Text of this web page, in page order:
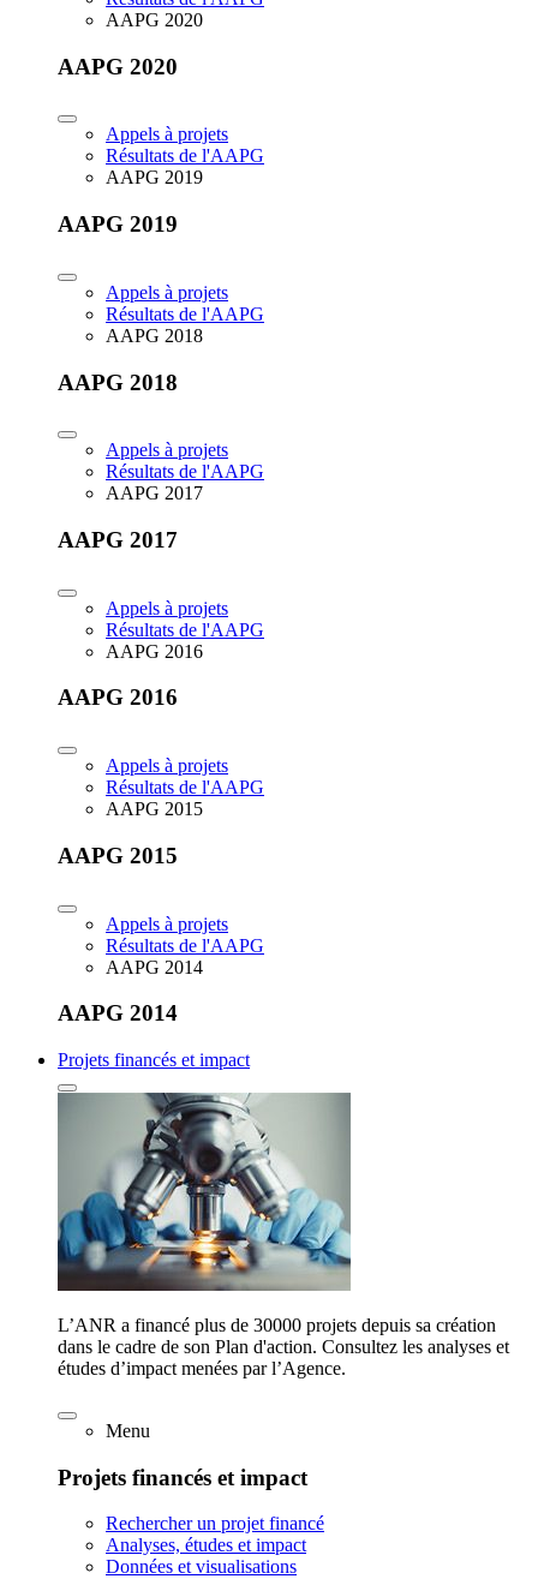
AAPG 2020
AAPG 2020
Appels à projets
Résultats de l'AAPG
AAPG 2019
AAPG 2019
Appels à projets
Résultats de l'AAPG
AAPG 2018
AAPG 2018
Appels à projets
Résultats de l'AAPG
AAPG 2017
AAPG 2017
Appels à projets
Résultats de l'AAPG
AAPG 2016
AAPG 2016
Appels à projets
Résultats de l'AAPG
AAPG 2015
AAPG 2015
Appels à projets
Résultats de l'AAPG
AAPG 2014
AAPG 2014
Projets financés et impact
L’ANR a financé plus de 30000 projets depuis sa création
dans le cadre de son Plan d'action. Consultez les analyses et
études d’impact menées par l’Agence.
Menu
Projets financés et impact
Rechercher un projet financé
Analyses, études et impact
Données et visualisations